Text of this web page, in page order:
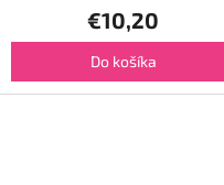
€10,20
Do košíka